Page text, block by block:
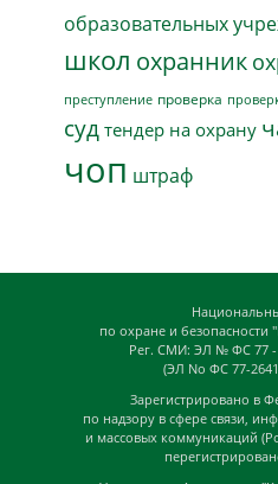
образовательных
школ охранник
преступление проверка
суд тендер на охрану
чоп штраф
по охране и
Рег. СМИ: ЭЛ № ФС 77 -
(ЭЛ No ФС 77-
Зарегистрировано в
по надзору в сфере связи,
и массовых коммуникаций